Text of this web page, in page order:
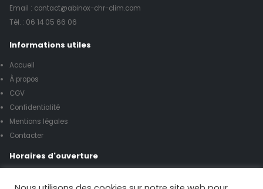
Email : contact@abinox-chr-clim.com
Tél. : 06 14 05 66 06
Informations utiles
Accueil
À propos
CGV
Confidentialité
Mentions légales
Contacter
Horaires d'ouverture